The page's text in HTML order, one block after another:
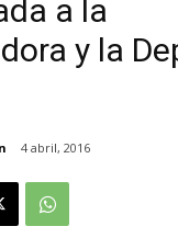
a la
y la
4 abril, 2016